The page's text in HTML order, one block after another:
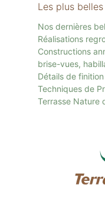
Les plus
Nos dernières
Réalisations
Constructions
brise-vues,
Détails de
Techniques de
Terrasse Nature